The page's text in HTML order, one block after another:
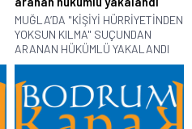
MUĞLA’DA "KİŞİYİ HÜRRİYETİNDEN
YOKSUN KILMA" SUÇUNDAN
ARANAN HÜKÜMLÜ YAKALANDI